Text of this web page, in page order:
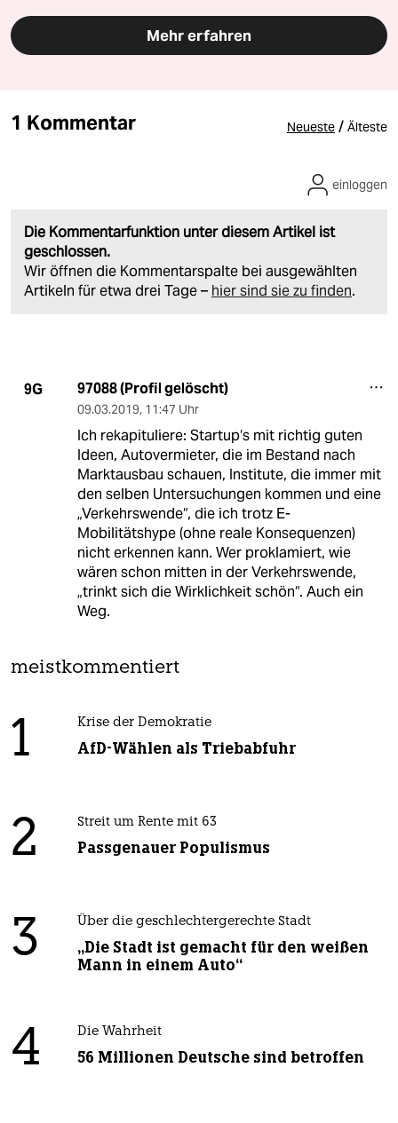
Mehr erfahren
1 Kommentar Neueste / Älteste
Die Kommentarfunktion unter diesem Artikel ist
geschlossen.
Wir öffnen die Kommentarspalte bei ausgewählten
Artikeln für etwa drei Tage – hier sind sie zu finden.
einloggen
9G 97088 (Profil gelöscht)
09.03.2019, 11:47 Uhr
Ich rekapituliere: Startup‘s mit richtig guten
Ideen, Autovermieter, die im Bestand nach
Marktausbau schauen, Institute, die immer mit
den selben Untersuchungen kommen und eine
„Verkehrswende“, die ich trotz E-
Mobilitätshype (ohne reale Konsequenzen)
nicht erkennen kann. Wer proklamiert, wie
wären schon mitten in der Verkehrswende,
„trinkt sich die Wirklichkeit schön“. Auch ein
Weg.
meistkommentiert
1 Krise der Demokratie
AfD-Wählen als Triebabfuhr
2 Streit um Rente mit 63
Passgenauer Populismus
3 Über die geschlechtergerechte Stadt
„Die Stadt ist gemacht für den weißen
Mann in einem Auto“
4 Die Wahrheit
56 Millionen Deutsche sind betroffen